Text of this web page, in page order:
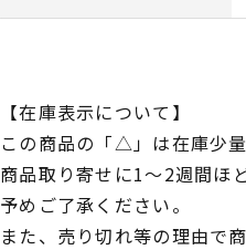
【在庫表示について】
この商品の「△」は在庫少
商品取り寄せに1～2週間ほ
予めご了承ください。
また、売り切れ等の理由で